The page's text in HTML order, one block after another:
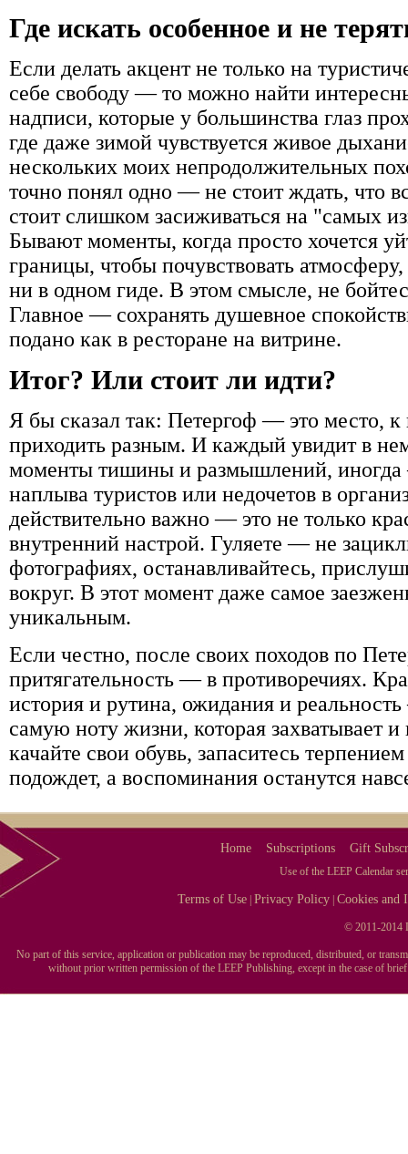
Где искать особенное и не
Если делать акцент не только на
себе свободу — то можно найти
надписи, которые у большинства глаз
где даже зимой чувствуется живое
нескольких моих непродолжительных
точно понял одно — не стоит ждать, что
стоит слишком засиживаться на "самых
Бывают моменты, когда просто хочется
границы, чтобы почувствовать
ни в одном гиде. В этом смысле, не
Главное — сохранять душевное
подано как в ресторане на витрине.
Итог? Или стоит ли идти?
Я бы сказал так: Петергоф — это место,
приходить разным. И каждый увидит в
моменты тишины и размышлений, иногда
наплыва туристов или недочетов в
действительно важно — это не только
внутренний настрой. Гуляете — не
фотографиях, останавливайтесь,
вокруг. В этот момент даже самое
уникальным.
Если честно, после своих походов по
притягательность — в противоречиях.
история и рутина, ожидания и реальность
самую ноту жизни, которая захватывает и
качайте свои обувь, запаситесь
подождет, а воспоминания останутся
Home Subscriptions Gift
Use of the LEEP Calendar
Terms of Use |Privacy Policy |Cookies and
© 2011-2014
No part of this service, application or publication may be reproduced, distributed, or
without prior written permission of the LEEP Publishing, except in the case of